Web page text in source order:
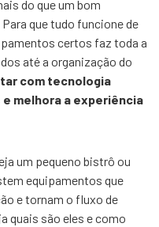
do que um bom
que tudo funcione de
certos faz toda a
até a organização do
com tecnologia
melhora a experiência
um pequeno bistrô ou
equipamentos que
e tornam o fluxo de
quais são eles e como